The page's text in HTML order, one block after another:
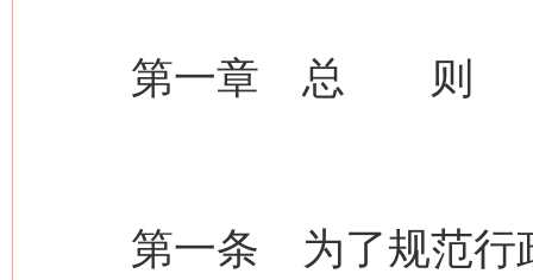
第一章 总 则
第一条 为了规范行政